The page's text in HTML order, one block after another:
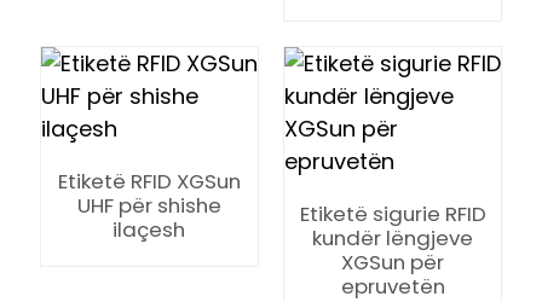
Etiketë RFID XGSun
UHF për shishe
ilaçesh
Etiketë sigurie RFID
kundër lëngjeve
XGSun për
epruvetën